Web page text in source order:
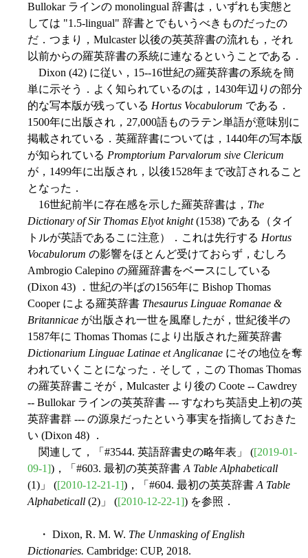
Bullokar ラインの monolingual 辞書は，いずれも実態と
しては "1.5-lingual" 辞書とでもいうべきものだったの
だ．つまり，Mulcaster 以後の英英辞書の流れも，それ
以前からの羅英辞書の系統に連なるということである．
Dixon (42) に従い，15--16世紀の羅英辞書の系統を簡
単に示そう．よく知られているのは，1430年辺りの部分
的な写本版が残っている Hortus Vocabulorum である．
1500年に出版され，27,000語ものラテン単語が意味別に
掲載されている．英羅辞書については，1440年の写本版
が知られている Promptorium Parvalorum sive Clericum
が，1499年に出版され，以後1528年まで改訂されること
となった．
16世紀前半に存在感を示した羅英辞書は， The
Dictionary of Sir Thomas Elyot knight(1538) である（タイ
トルが英語であるこに注意）．これは先行する Hortus
Vocabulorum の影響をほとんど受けておらず，むしろ
Ambrogio Calepino の羅羅辞書をベースにしている
(Dixon 43) ．世紀の半ばの1565年に Bishop Thomas
Cooper による羅英辞書 Thesaurus Linguae Romanae &
Britannicae が出版され一世を風靡したが，世紀後半の
1587年に Thomas Thomas により出版された羅英辞書
Dictionarium Linguae Latinae et Anglicanae にその地位を奪
われていくことになった．そして，この Thomas Thomas
の羅英辞書こそが，Mulcaster より後の Coote -- Cawdrey
-- Bullokar ラインの英英辞書 --- すなわち英語史上初の英
英辞書群 --- の源泉だったという事実を指摘しておきた
い (Dixon 48) ．
関連して，「#3544. 英語辞書史の略年表」 ([2019-01-
09-1])，「#603. 最初の英英辞書 A Table Alphabeticall
(1)」 ([2010-12-21-1])，「#604. 最初の英英辞書 A Table
Alphabeticall (2)」 ([2010-12-22-1]) を参照．
・ Dixon, R. M. W. The Unmasking of English
Dictionaries. Cambridge: CUP, 2018.